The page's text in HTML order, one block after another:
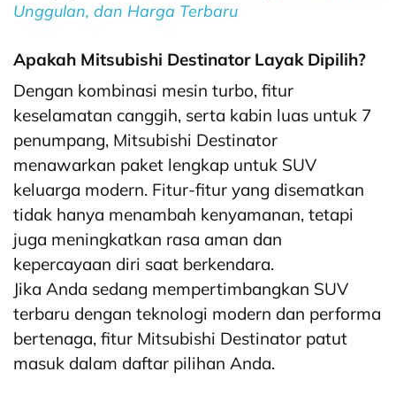
Unggulan, dan Harga Terbaru
Apakah Mitsubishi Destinator Layak Dipilih?
Dengan kombinasi mesin turbo, fitur
keselamatan canggih, serta kabin luas untuk 7
penumpang, Mitsubishi Destinator
menawarkan paket lengkap untuk SUV
keluarga modern. Fitur-fitur yang disematkan
tidak hanya menambah kenyamanan, tetapi
juga meningkatkan rasa aman dan
kepercayaan diri saat berkendara.
Jika Anda sedang mempertimbangkan SUV
terbaru dengan teknologi modern dan performa
bertenaga, fitur Mitsubishi Destinator patut
masuk dalam daftar pilihan Anda.